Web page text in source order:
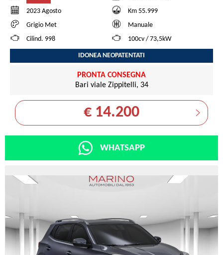
2023 Agosto
Km 55.999
Grigio Met
Manuale
Cilind. 998
100cv / 73,5kW
IDONEA NEOPATENTATI
PRONTA CONSEGNA
Bari viale Zippitelli, 34
€ 14.200
WHATSAPP